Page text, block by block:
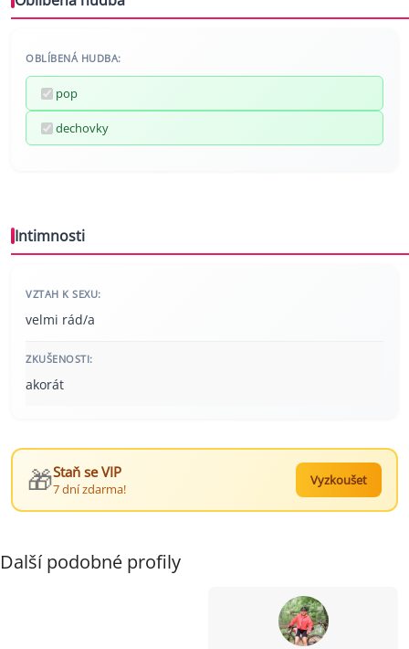
OBLÍBENÁ HUDBA:
pop
dechovky
Intimnosti
VZTAH K SEXU:
velmi rád/a
ZKUŠENOSTI:
akorát
🎁Staň se VIP
7 dní zdarma!
Vyzkoušet
Další podobné profily